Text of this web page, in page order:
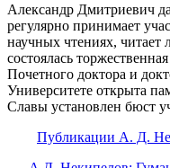
Александр Дмитриевич
регулярно принимает
научных чтениях, читает
состоялась
Почетного доктора и
Университете открыта
Славы установлен бюст
Публикации А. Д.